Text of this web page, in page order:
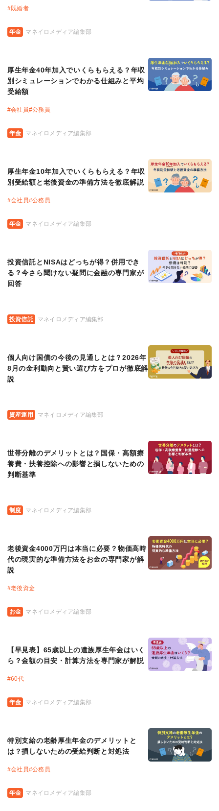
年金 マネイロメディア編集部
#既婚者
年金 マネイロメディア編集部
厚生年金40年加入でいくらもらえる？年収
別シミュレーションでわかる仕組みと平均
受給額
#会社員#公務員
年金 マネイロメディア編集部
厚生年金10年加入でいくらもらえる？年収
別受給額と老後資金の準備方法を徹底解説
#会社員#公務員
投資信託 マネイロメディア編集部
投資信託とNISAはどっちが得？併用でき
る？今さら聞けない疑問に金融の専門家が
回答
資産運用 マネイロメディア編集部
個人向け国債の今後の見通しとは？2026年
8月の金利動向と賢い選び方をプロが徹底解
説
制度 マネイロメディア編集部
世帯分離のデメリットとは？国保・高額療
養費・扶養控除への影響と損しないための
判断基準
お金 マネイロメディア編集部
老後資金4000万円は本当に必要？物価高時
代の現実的な準備方法をお金の専門家が解
説
#老後資金
年金 マネイロメディア編集部
【早見表】65歳以上の遺族厚生年金はいく
ら？金額の目安・計算方法を専門家が解説
#60代
年金 マネイロメディア編集部
特別支給の老齢厚生年金のデメリットと
は？損しないための受給判断と対処法
#会社員#公務員